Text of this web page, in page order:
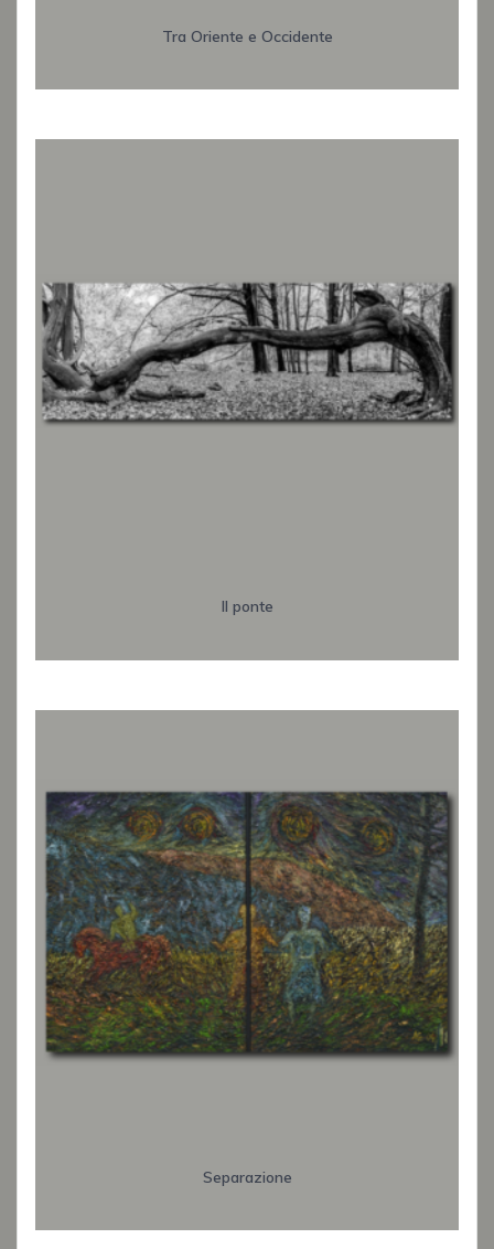
Tra Oriente e Occidente
Il ponte
Separazione